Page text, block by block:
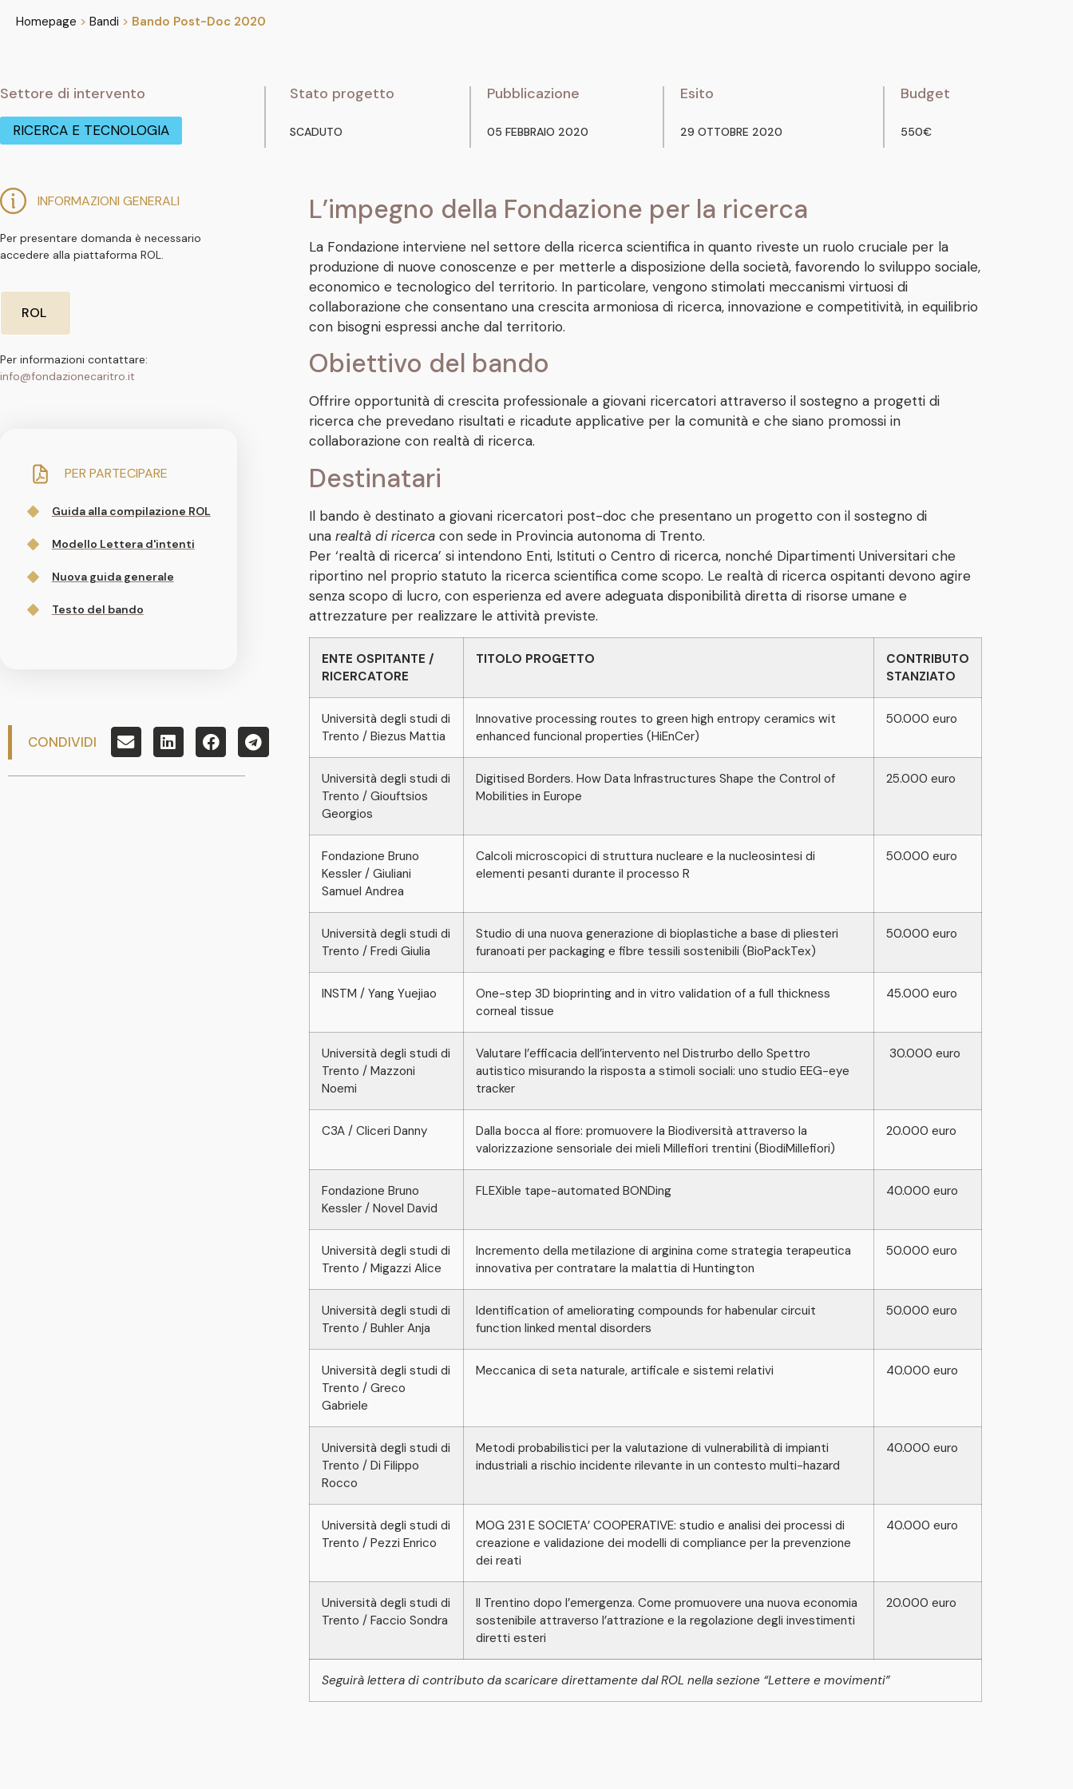
Homepage > Bandi > Bando Post-Doc 2020
Settore di intervento
RICERCA E TECNOLOGIA
Stato progetto
SCADUTO
Pubblicazione
05 FEBBRAIO 2020
Esito
29 OTTOBRE 2020
Budget
550€
INFORMAZIONI GENERALI
Per presentare domanda è necessario
accedere alla piattaforma ROL.
ROL
Per informazioni contattare:
info@fondazionecaritro.it
PER PARTECIPARE
Guida alla compilazione ROL
Modello Lettera d'intenti
Nuova guida generale
Testo del bando
CONDIVIDI
L’impegno della Fondazione per la ricerca
La Fondazione interviene nel settore della ricerca scientifica in quanto riveste un ruolo cruciale per la
produzione di nuove conoscenze e per metterle a disposizione della società, favorendo lo sviluppo sociale,
economico e tecnologico del territorio. In particolare, vengono stimolati meccanismi virtuosi di
collaborazione che consentano una crescita armoniosa di ricerca, innovazione e competitività, in equilibrio
con bisogni espressi anche dal territorio.
Obiettivo del bando
Offrire opportunità di crescita professionale a giovani ricercatori attraverso il sostegno a progetti di
ricerca che prevedano risultati e ricadute applicative per la comunità e che siano promossi in
collaborazione con realtà di ricerca.
Destinatari
Il bando è destinato a giovani ricercatori post-doc che presentano un progetto con il sostegno di
una realtà di ricerca con sede in Provincia autonoma di Trento.
Per ‘realtà di ricerca’ si intendono Enti, Istituti o Centro di ricerca, nonché Dipartimenti Universitari che
riportino nel proprio statuto la ricerca scientifica come scopo. Le realtà di ricerca ospitanti devono agire
senza scopo di lucro, con esperienza ed avere adeguata disponibilità diretta di risorse umane e
attrezzature per realizzare le attività previste.
ENTE OSPITANTE /
RICERCATORE
TITOLO PROGETTO
CONTRIBUTO
STANZIATO
Università degli studi di
Trento / Biezus Mattia
Innovative processing routes to green high entropy ceramics wit
enhanced funcional properties (HiEnCer)
50.000 euro
Università degli studi di
Trento / Giouftsios
Georgios
Digitised Borders. How Data Infrastructures Shape the Control of
Mobilities in Europe
25.000 euro
Fondazione Bruno
Kessler / Giuliani
Samuel Andrea
Calcoli microscopici di struttura nucleare e la nucleosintesi di
elementi pesanti durante il processo R
50.000 euro
Università degli studi di
Trento / Fredi Giulia
Studio di una nuova generazione di bioplastiche a base di pliesteri
furanoati per packaging e fibre tessili sostenibili (BioPackTex)
50.000 euro
INSTM / Yang Yuejiao
One-step 3D bioprinting and in vitro validation of a full thickness
corneal tissue
45.000 euro
Università degli studi di
Trento / Mazzoni
Noemi
Valutare l’efficacia dell’intervento nel Distrurbo dello Spettro
autistico misurando la risposta a stimoli sociali: uno studio EEG-eye
tracker
30.000 euro
C3A / Cliceri Danny
Dalla bocca al fiore: promuovere la Biodiversità attraverso la
valorizzazione sensoriale dei mieli Millefiori trentini (BiodiMillefiori)
20.000 euro
Fondazione Bruno
Kessler / Novel David
FLEXible tape-automated BONDing 40.000 euro
Università degli studi di
Trento / Migazzi Alice
Incremento della metilazione di arginina come strategia terapeutica
innovativa per contratare la malattia di Huntington
50.000 euro
Università degli studi di
Trento / Buhler Anja
Identification of ameliorating compounds for habenular circuit
function linked mental disorders
50.000 euro
Università degli studi di
Trento / Greco
Gabriele
Meccanica di seta naturale, artificale e sistemi relativi 40.000 euro
Università degli studi di
Trento / Di Filippo
Rocco
Metodi probabilistici per la valutazione di vulnerabilità di impianti
industriali a rischio incidente rilevante in un contesto multi-hazard
40.000 euro
Università degli studi di
Trento / Pezzi Enrico
MOG 231 E SOCIETA’ COOPERATIVE: studio e analisi dei processi di
creazione e validazione dei modelli di compliance per la prevenzione
dei reati
40.000 euro
Università degli studi di
Trento / Faccio Sondra
Il Trentino dopo l’emergenza. Come promuovere una nuova economia
sostenibile attraverso l’attrazione e la regolazione degli investimenti
diretti esteri
20.000 euro
Seguirà lettera di contributo da scaricare direttamente dal ROL nella sezione “Lettere e movimenti”